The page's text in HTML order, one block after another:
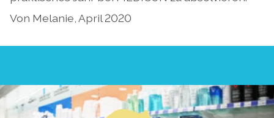
Von Melanie, April 2020